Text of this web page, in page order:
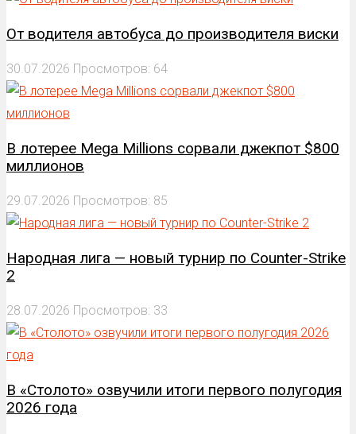
От водителя автобуса до производителя виски
30.07.2026 Просмотров: 64
В лотерее Mega Millions сорвали джекпот $800
миллионов
29.07.2026 Просмотров: 85
Народная лига — новый турнир по Counter-Strike
2
28.07.2026 Просмотров: 33
В «Столото» озвучили итоги первого полугодия
2026 года